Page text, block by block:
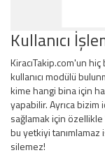
Kullanıcı
KiracıTakip.com'un
kullanıcı modülü
kime hangi bina için
yapabilir. Ayrıca
sağlamak için özellikle
bu yetkiyi
silemez!